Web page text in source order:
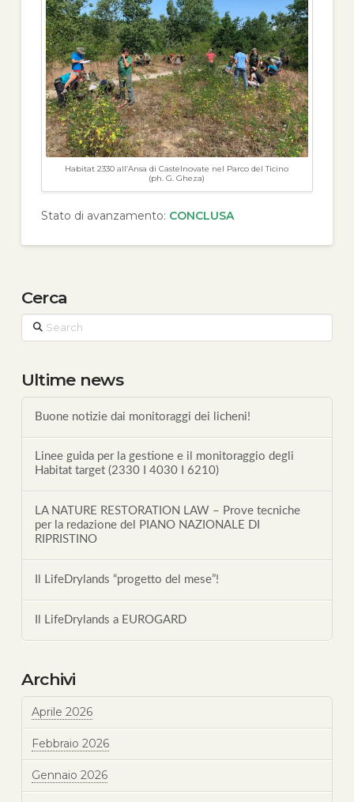
Habitat 2330 all’Ansa di Castelnovate nel Parco del Ticino
(ph. G. Gheza)
Stato di avanzamento: CONCLUSA
Cerca
Search
Ultime news
Buone notizie dai monitoraggi dei licheni!
Linee guida per la gestione e il monitoraggio degli
Habitat target (2330 I 4030 I 6210)
LA NATURE RESTORATION LAW – Prove tecniche
per la redazione del PIANO NAZIONALE DI
RIPRISTINO
Il LifeDrylands “progetto del mese”!
Il LifeDrylands a EUROGARD
Archivi
Aprile 2026
Febbraio 2026
Gennaio 2026